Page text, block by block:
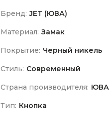
Бренд: JET (ЮВА)
Материал: Замак
Покрытие: Черный никель
Стиль: Современный
Страна производителя: ЮВА
Тип: Кнопка